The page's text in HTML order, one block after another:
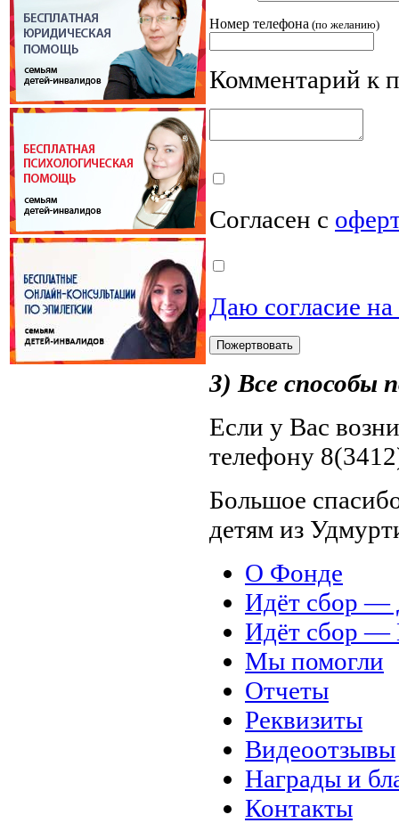
Номер телефона (по желанию)
Комментарий к
Согласен с
Даю согласие
3) Все способы
Если у Вас
телефону
Большое
детям из
О Фонде
Идёт сбор
Идёт сбор
Мы помогли
Отчеты
Реквизиты
Видеоотзывы
Награды и
Контакты